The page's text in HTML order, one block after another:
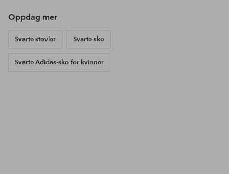
Oppdag mer
Svarte støvler Svarte sko
Svarte Adidas-sko for kvinner